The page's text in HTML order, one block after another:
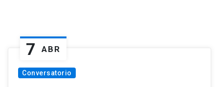
7 ABR
Conversatorio